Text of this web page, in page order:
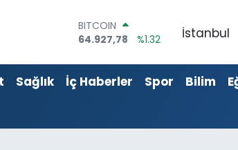
DOLAR
47,5894
%0.08
STERLİN
İstanbul
Sağlık İç Haberler Spor Bilim